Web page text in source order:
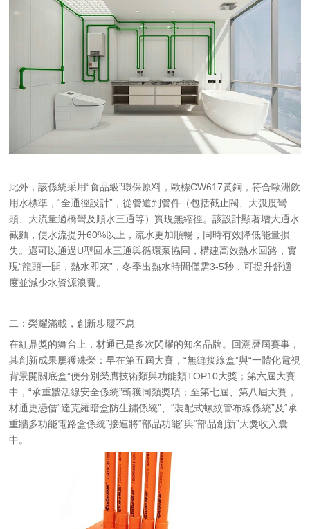
此外，該係統采用“食品級”環保原料，歐標CW617黃銅，符合歐洲飲
用水標準，“全通徑設計”，從管道到管件（包括截止閥、大弧度彎
頭、大流量過橋彎及順水三通等）實現無縮徑。該設計顯著增大通水
截麵，使水流提升60%以上，流水更加順暢，同時有效降低能量損
失。還可以通過U型回水三通與循環泵協同，構建高效熱水回路，實
現“龍頭一開，熱水即來”，冬季出熱水時間僅需3-5秒，可提升舒適
度並減少水資源浪費。
二：榮耀滿載，創新步履不息
在紅鼎獎的舞台上，材通已是多次閃耀的知名品牌。回溯曆屆賽事，
其創新成果屢獲殊榮：早在第五屆大賽，“無縫接線盒”與“一體化電視
背景開關底盒”便分別榮膺技術類與功能類TOP10大獎；第六屆大賽
中，“承重牆活線安全係統”斬獲同類獎項；至第七屆、第八屆大賽，
材通更憑借“達克羅暗盒防生鏽係統”、“裝配式螺紋管布線係統”及“承
重牆多功能電路盒係統”接連將“部品功能”與“部品創新”大獎收入囊
中。